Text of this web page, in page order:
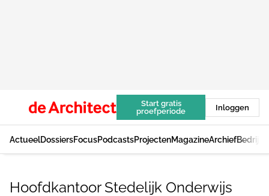
Start gratis
proefperiode
Inloggen
ActueelDossiersFocusPodcastsProjectenMagazineArchief
Hoofdkantoor Stedelijk Onderwijs